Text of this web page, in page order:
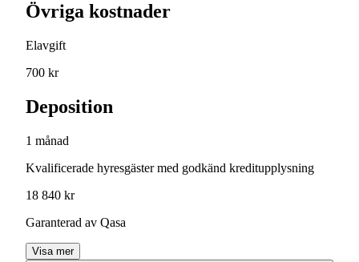
Övriga kostnader
Elavgift
700 kr
Deposition
1 månad
Kvalificerade hyresgäster med godkänd kreditupplysning
18 840 kr
Garanterad av Qasa
Visa mer